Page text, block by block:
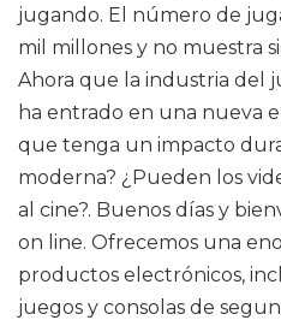
jugando. El número de
mil millones y no muestra
Ahora que la industria del
ha entrado en una nueva
que tenga un impacto
moderna? ¿Pueden los
al cine?. Buenos días y
on line. Ofrecemos una
productos electrónicos,
juegos y consolas de